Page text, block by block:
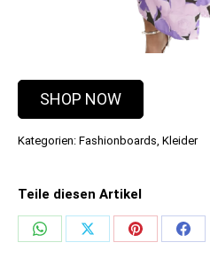
SHOP NOW
Kategorien: Fashionboards, Kleider
Teile diesen Artikel
Share
Share
Share
Share